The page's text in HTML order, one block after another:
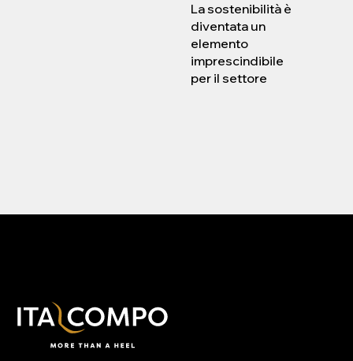
La sostenibilità è
diventata un
elemento
imprescindibile
per il settore